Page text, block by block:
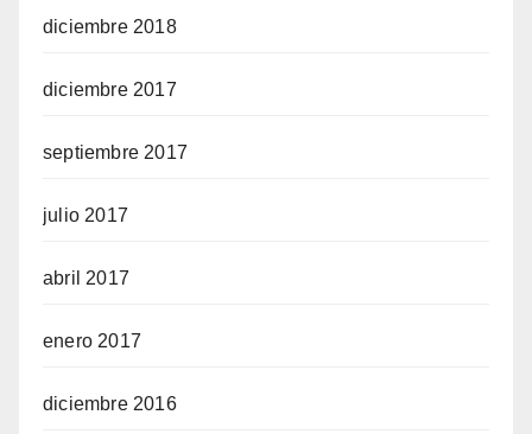
diciembre 2018
diciembre 2017
septiembre 2017
julio 2017
abril 2017
enero 2017
diciembre 2016